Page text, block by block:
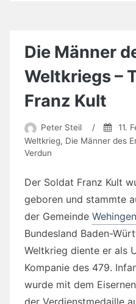
Die Männer
Weltkriegs –
Franz Kult
Peter Steil / 11.
Weltkrieg, Die Männer des
Verdun
Der Soldat Franz Kult
geboren und stammte
der Gemeinde Wehingen
Bundesland Baden-
Weltkrieg diente er als
Kompanie des 479.
wurde mit dem
der Verdienstmedaille